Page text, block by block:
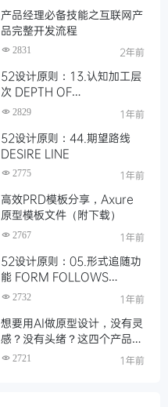
产品经理必备技能之互联网产
品完整开发流程
2831 2年前
52设计原则：13.认知加工层
次 DEPTH OF
PROCESSING
2829 1年前
52设计原则：44.期望路线
DESIRE LINE
2775 1年前
高效PRD模板分享，Axure
原型模板文件（附下载）
2767 1年前
52设计原则：05.形式追随功
能 FORM FOLLOWS
FUNCTION
2732 1年前
想要用AI做原型设计，没有灵
感？没有头绪？这四个产品经
理必逛的原型资源社区
2721 1年前